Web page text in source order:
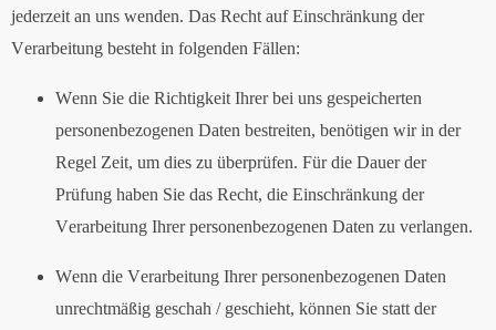
jederzeit an uns wenden. Das Recht auf Einschränkung der
Verarbeitung besteht in folgenden Fällen:
Wenn Sie die Richtigkeit Ihrer bei uns gespeicherten
personenbezogenen Daten bestreiten, benötigen wir in der
Regel Zeit, um dies zu überprüfen. Für die Dauer der
Prüfung haben Sie das Recht, die Einschränkung der
Verarbeitung Ihrer personenbezogenen Daten zu verlangen.
Wenn die Verarbeitung Ihrer personenbezogenen Daten
unrechtmäßig geschah / geschieht, können Sie statt der